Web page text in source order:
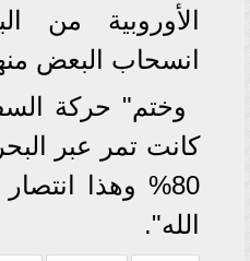
الأوروبية من
انسحاب البعض
وختم" حركة
كانت تمر عبر
80% وهذا
الله".